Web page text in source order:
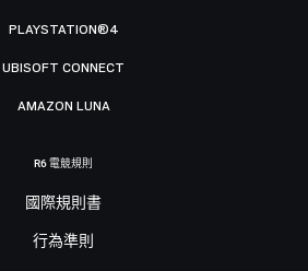
PLAYSTATION®4
UBISOFT CONNECT
AMAZON LUNA
R6 電競規則
國際規則書
行為準則